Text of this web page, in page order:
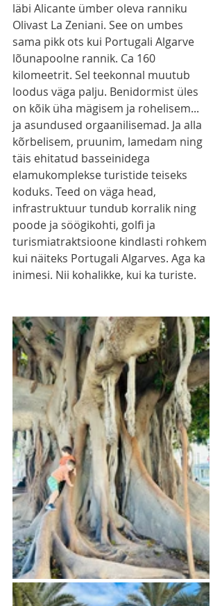
läbi Alicante ümber oleva ranniku
Olivast La Zeniani. See on umbes
sama pikk ots kui Portugali Algarve
lõunapoolne rannik. Ca 160
kilomeetrit. Sel teekonnal muutub
loodus väga palju. Benidormist üles
on kõik üha mägisem ja rohelisem...
ja asundused orgaanilisemad. Ja alla
kõrbelisem, pruunim, lamedam ning
täis ehitatud basseinidega
elamukomplekse turistide teiseks
koduks. Teed on väga head,
infrastruktuur tundub korralik ning
poode ja söögikohti, golfi ja
turismiatraktsioone kindlasti rohkem
kui näiteks Portugali Algarves. Aga ka
inimesi. Nii kohalikke, kui ka turiste.